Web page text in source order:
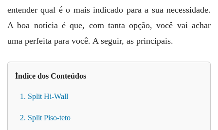
entender qual é o mais indicado para a sua necessidade.
A boa notícia é que, com tanta opção, você vai achar
uma perfeita para você. A seguir, as principais.
Índice dos Conteúdos
1. Split Hi-Wall
2. Split Piso-teto